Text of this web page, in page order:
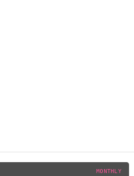
MONTHLY